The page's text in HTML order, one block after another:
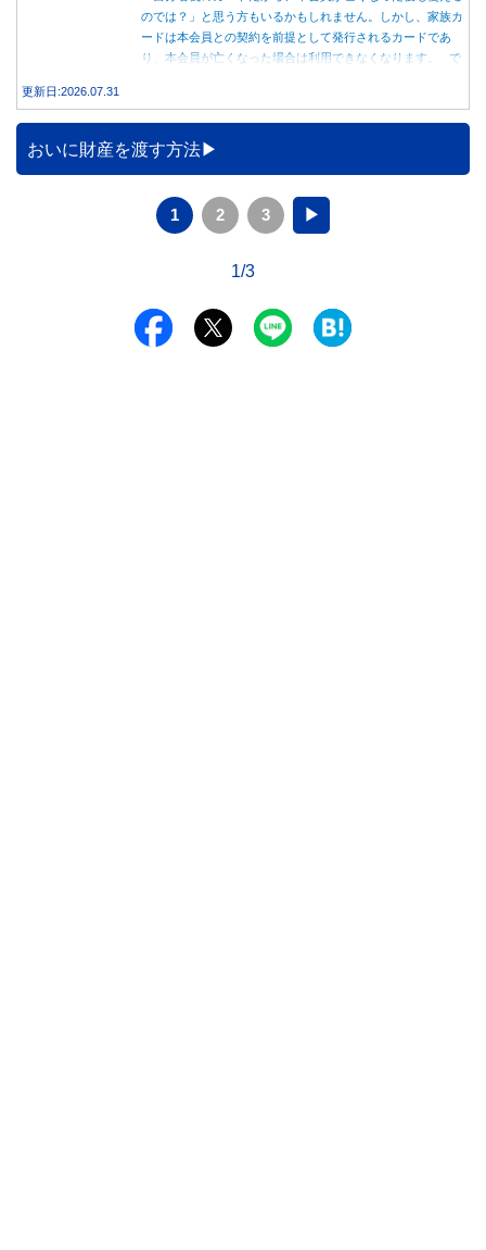
のでは？」と思う方もいるかもしれません。しかし、家族カ
ードは本会員との契約を前提として発行されるカードであ
り、本会員が亡くなった場合は利用できなくなります。 で
族が行うべき手続きについて分かりやすく解説します。
更新日:2026.07.31
おいに財産を渡す方法
1 2 3 ▶
1/3